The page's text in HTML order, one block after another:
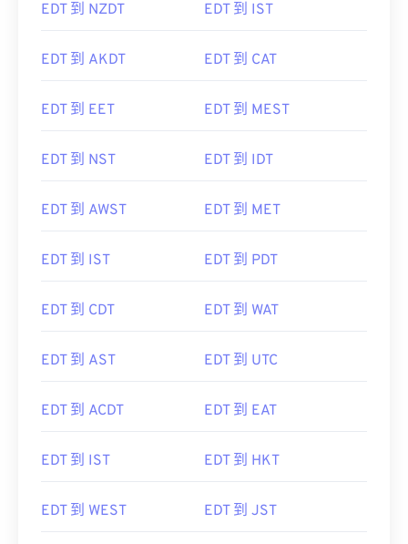
EDT 到 NZDT EDT 到 IST
EDT 到 AKDT EDT 到 CAT
EDT 到 EET EDT 到 MEST
EDT 到 NST EDT 到 IDT
EDT 到 AWST EDT 到 MET
EDT 到 IST EDT 到 PDT
EDT 到 CDT EDT 到 WAT
EDT 到 AST EDT 到 UTC
EDT 到 ACDT EDT 到 EAT
EDT 到 IST EDT 到 HKT
EDT 到 WEST EDT 到 JST